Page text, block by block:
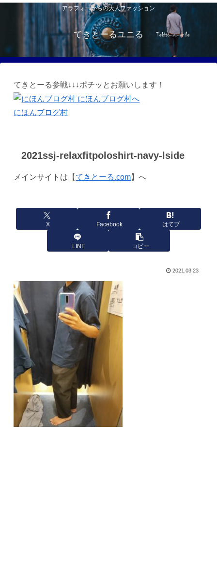
アラフォーからの大人ファッション
てきとーるユニる
てきとーる参戦↓↓↓ポチッとお願いします！
にほんブログ村
2021ssj-relaxfitpoloshirt-navy-lside
メインサイトは【てきとーる.com】へ
X Facebook はてブ
LINE コピー
2021.03.23